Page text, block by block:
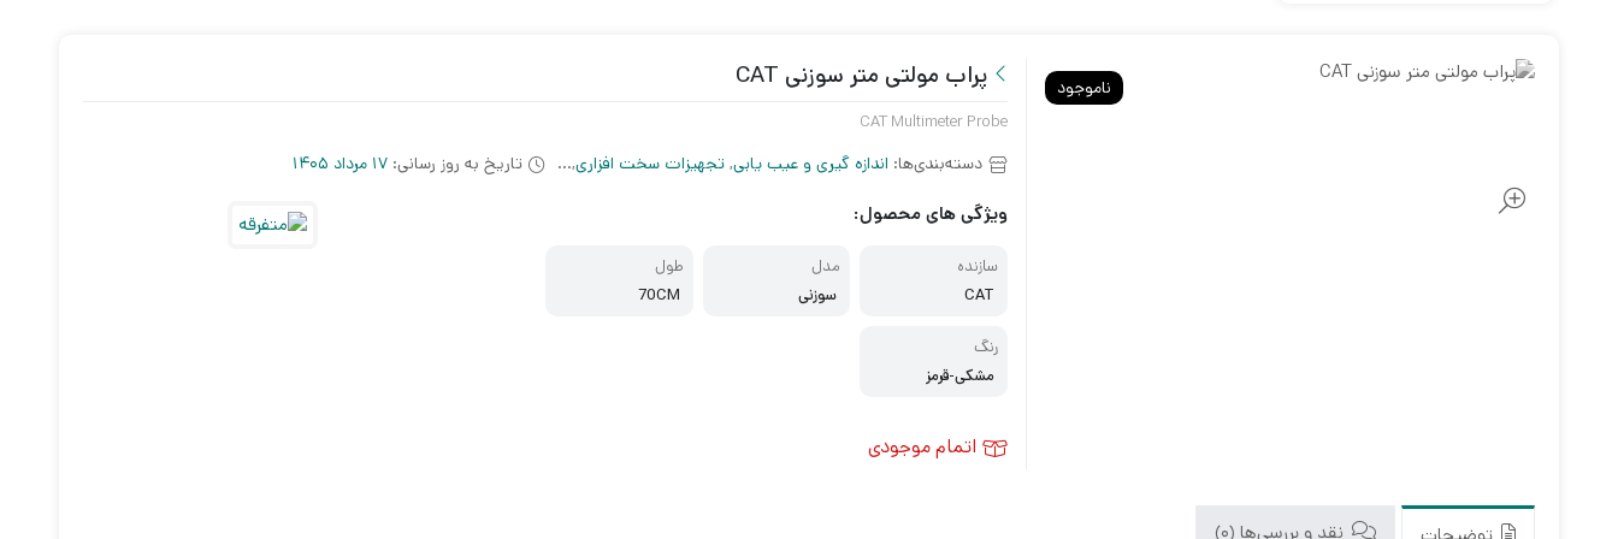
ناموجود پراب مولتی متر سوزنی CAT
CAT Multimeter Probe
دسته‌بندی‌ها: اندازه گیری و عیب یابی, تجهیزات سخت افزاری, مولتی مترتاریخ به روز رسانی:17 مرداد 1405
ویژگی های محصول:
سازنده
CAT
مدل
سوزنی
طول
70CM
رنگ
مشکی-قرمز
اتمام موجودی
نقد و بررسی‌ها (0)